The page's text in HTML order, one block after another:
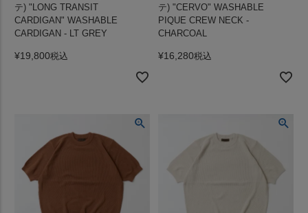
テ) "LONG TRANSIT
CARDIGAN" WASHABLE
CARDIGAN - LT GREY
¥19,800税込
テ) "CERVO" WASHABLE
PIQUE CREW NECK -
CHARCOAL
¥16,280税込